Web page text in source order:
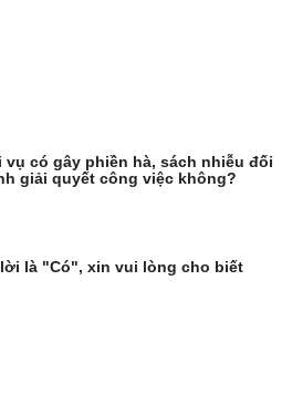
vụ có gây phiền hà, sách nhiễu đối
giải quyết công việc không?
lời là "Có", xin vui lòng cho biết